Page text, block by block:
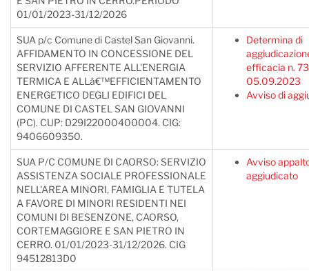
01/01/2023-31/12/2026
SUA p/c Comune di Castel San Giovanni.
AFFIDAMENTO IN CONCESSIONE DEL
SERVIZIO AFFERENTE ALL'ENERGIA
TERMICA E ALLâ€™EFFICIENTAMENTO
ENERGETICO DEGLI EDIFICI DEL
COMUNE DI CASTEL SAN GIOVANNI
(PC). CUP: D29I22000400004. CIG:
9406609350.
Determina di
efficacia n.
05.09.2023
Avviso di
SUA P/C COMUNE DI CAORSO: SERVIZIO
ASSISTENZA SOCIALE PROFESSIONALE
NELL'AREA MINORI, FAMIGLIA E TUTELA
A FAVORE DI MINORI RESIDENTI NEI
COMUNI DI BESENZONE, CAORSO,
CORTEMAGGIORE E SAN PIETRO IN
CERRO. 01/01/2023-31/12/2026. CIG
94512813D0
Avviso
aggiudicato